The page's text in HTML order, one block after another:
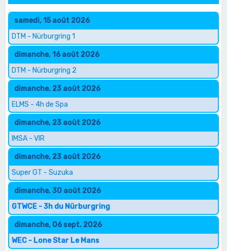
samedi, 15 août 2026
DTM - Nürburgring 1
dimanche, 16 août 2026
DTM - Nürburgring 2
dimanche, 23 août 2026
ELMS - 4h de Spa
dimanche, 23 août 2026
IMSA - VIR
dimanche, 23 août 2026
Super GT - Suzuka
dimanche, 30 août 2026
GTWCE - 3h du Nürburgring
dimanche, 06 sept. 2026
WEC - Lone Star Le Mans